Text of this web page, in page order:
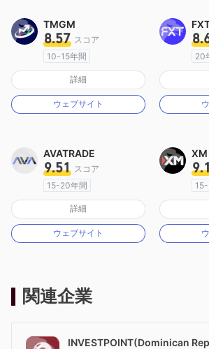
TMGM
8.57 スコア
10-15年間
オーストラリア規制
マーケットメイキングライセンス（MM）
MT4フルライセンス
詳細
ウェブサイト
20
オ
AVATRADE
9.51 スコア
15-20年間
オーストラリア規制
マーケットメイキングライセンス（MM）
MT4フルライセンス
詳細
ウェブサイト
XM
オ
関連企業
INVESTPOINT(Dominican